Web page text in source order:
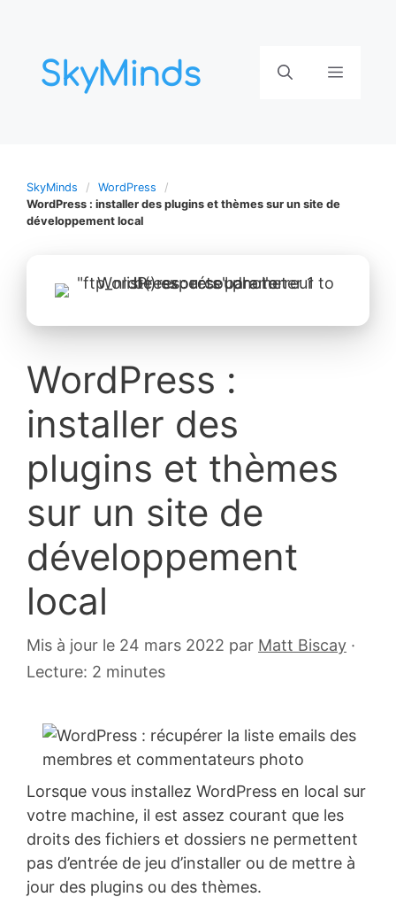
contenu
Menu
SkyMinds
WordPress
WordPress : installer des plugins et thèmes sur un site de
développement local
WordPress :
installer des
plugins et thèmes
sur un site de
développement
local
Mis à jour le 24 mars 2022 31
par Matt Biscay ·
Lecture: 2 minutes
Lorsque vous installez WordPress en local sur
votre machine, il est assez courant que les
droits des fichiers et dossiers ne permettent
pas d’entrée de jeu d’installer ou de mettre à
jour des plugins ou des thèmes.